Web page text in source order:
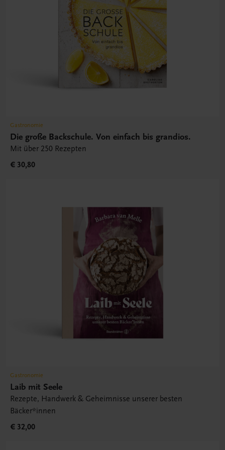
Gastronomie
Die große Backschule. Von einfach bis grandios.
Mit über 250 Rezepten
€ 30,80
Gastronomie
Laib mit Seele
Rezepte, Handwerk & Geheimnisse unserer besten
Bäcker*innen
€ 32,00